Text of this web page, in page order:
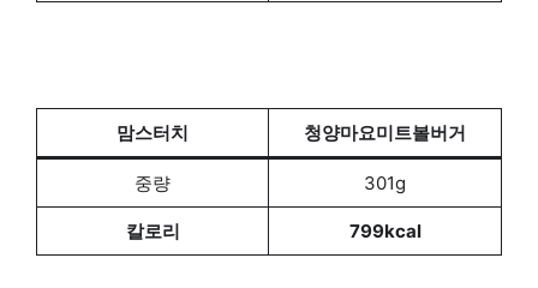
맘스터치 청양마요미트볼버거
중량 301g
칼로리 799kcal